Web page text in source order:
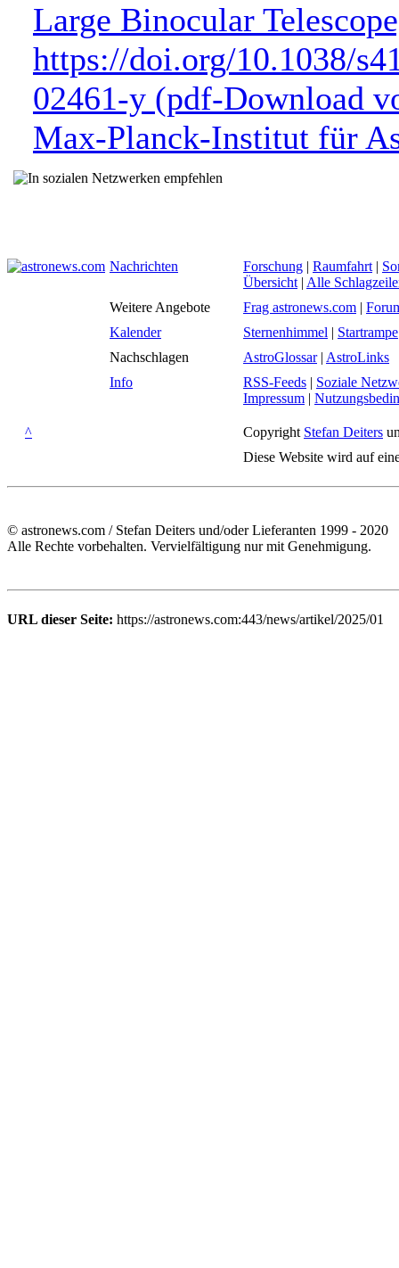
Large Binocular
https://doi.org/10.1038/
02461-y (pdf-Download
Max-Planck-Institut für
Nachrichten Forschung | Raumfahrt |
Übersicht | Alle
Weitere Angebote
Frag astronews.com |
Kalender
Sternenhimmel | Startrampe
Nachschlagen
AstroGlossar| AstroLinks
Info
RSS-Feeds | Soziale
Impressum |
^ Copyright Stefan Deiters
Diese Website wird auf
© astronews.com / Stefan Deiters und/oder Lieferanten 1999 - 2020
Alle Rechte vorbehalten. Vervielfältigung nur mit Genehmigung.
URL dieser Seite: https://astronews.com:443/news/artikel/2025/01